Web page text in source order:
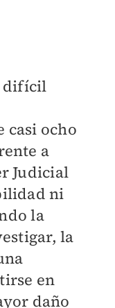
difícil
casi ocho
a
Judicial
ni
la
la
en
daño